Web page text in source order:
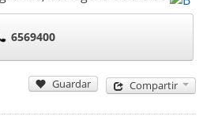
6569400
Guardar Compartir